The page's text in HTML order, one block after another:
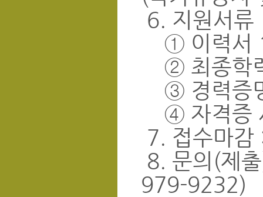
6. 지원서류
① 이력서
② 최종학
③ 경력증
④ 자격증
7. 접수마감
8. 문의(제
979-9232)